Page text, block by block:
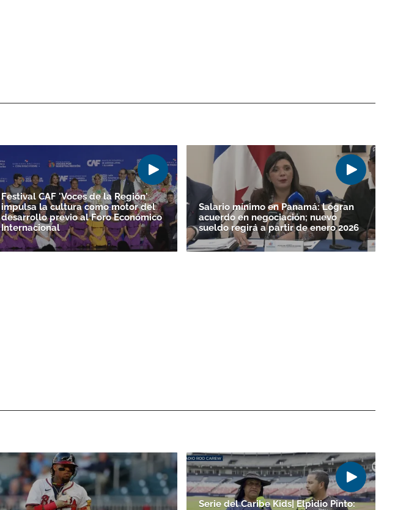
Festival CAF 'Voces de la Región'
impulsa la cultura como motor del
desarrollo previo al Foro Económico
Internacional
Salario mínimo en Panamá: Logran
acuerdo en negociación; nuevo
sueldo regirá a partir de enero 2026
Serie del Caribe Kids| Elpidio Pinto: